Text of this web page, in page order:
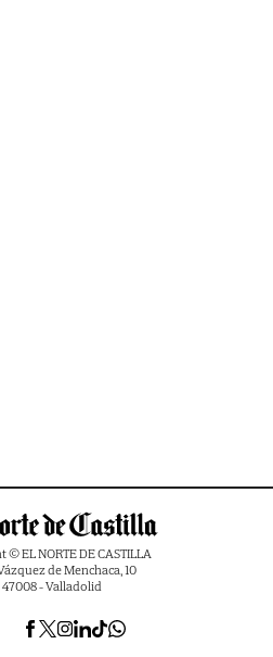
© EL NORTE DE CASTILLA
de Menchaca, 10
47008 - Valladolid